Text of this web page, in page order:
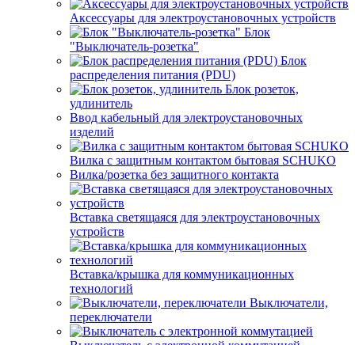
Аксессуары для электроустановочных устройств
Блок
"Выключатель-розетка"
Блок
распределения питания (PDU)
Блок розеток,
удлинитель
Ввод кабельный для электроустановочных
изделий
Вилка с защитным контактом бытовая SCHUKO
Вилка/розетка без защитного контакта
Вставка светящаяся для электроустановочных
устройств
Вставка/крышка для коммуникационных
технологий
Выключатели,
переключатели